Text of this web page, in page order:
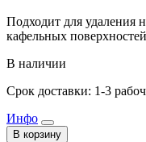
Подходит для удаления
кафельных
В наличии
Срок доставки: 1-3
Инфо
В корзину